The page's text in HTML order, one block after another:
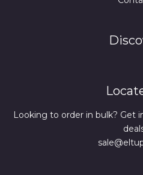
Looking to order in bulk? Get